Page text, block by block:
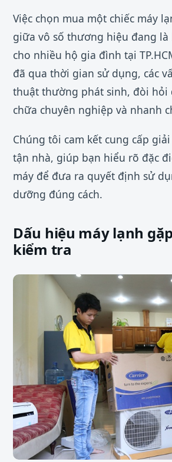
Việc chọn mua một chiếc máy
giữa vô số thương hiệu đang là
cho nhiều hộ gia đình tại
đã qua thời gian sử dụng, các
thuật thường phát sinh, đòi hỏi
chữa chuyên nghiệp và nhanh
Chúng tôi cam kết cung cấp
tận nhà, giúp bạn hiểu rõ đặc
máy để đưa ra quyết định sử
dưỡng đúng cách.
Dấu hiệu máy lạnh
kiểm tra